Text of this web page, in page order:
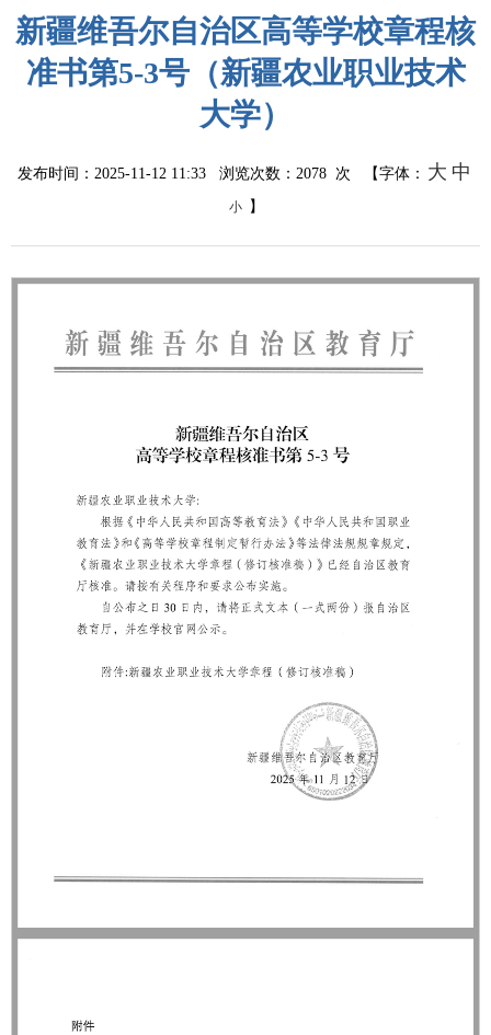
新疆维吾尔自治区高等学校章程核
准书第5-3号（新疆农业职业技术
大学）
发布时间：2025-11-12 11:33 浏览次数： 2078 次 【字体： 大 中
小 】